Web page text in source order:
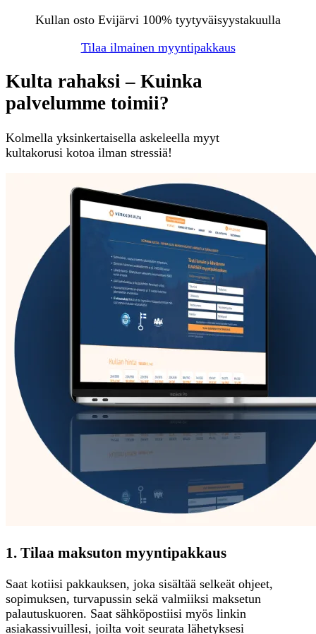
Kullan osto Evijärvi 100% tyytyväisyystakuulla
Tilaa ilmainen myyntipakkaus
Kulta rahaksi – Kuinka
palvelumme toimii?
Kolmella yksinkertaisella askeleella myyt
kultakorusi kotoa ilman stressiä!
1. Tilaa maksuton myyntipakkaus
Saat kotiisi pakkauksen, joka sisältää selkeät ohjeet,
sopimuksen, turvapussin sekä valmiiksi maksetun
palautuskuoren. Saat sähköpostiisi myös linkin
asiakassivuillesi, joilta voit seurata lähetyksesi